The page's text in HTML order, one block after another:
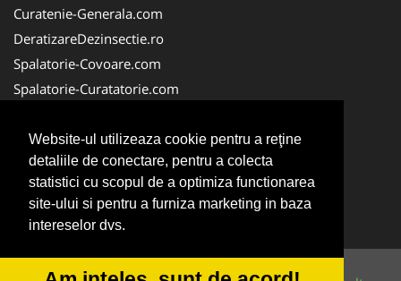
Website-ul utilizeaza cookie pentru a reţine
detaliile de conectare, pentru a colecta
statistici cu scopul de a optimiza functionarea
site-ului si pentru a furniza marketing in baza
intereselor dvs.
Curatenie-Generala.com
DeratizareDezinsectie.ro
Spalatorie-Covoare.com
Spalatorie-Curatatorie.com
FirmaDeratizare.ro
Service-Reparatii.com
Servicii-DDD.com
ServiciiAlpinism.ro